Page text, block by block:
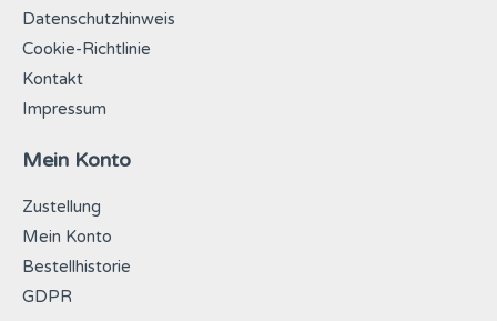
Datenschutzhinweis
Cookie-Richtlinie
Kontakt
Impressum
Mein Konto
Zustellung
Mein Konto
Bestellhistorie
GDPR